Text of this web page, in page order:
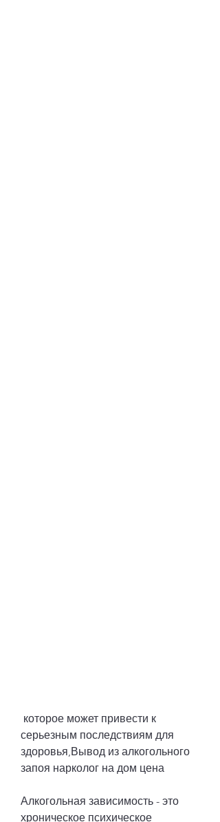
серьезным последствиям для
здоровья,Вывод из алкогольного
запоя нарколог на дом цена
Алкогольная зависимость - это
хроническое психическое